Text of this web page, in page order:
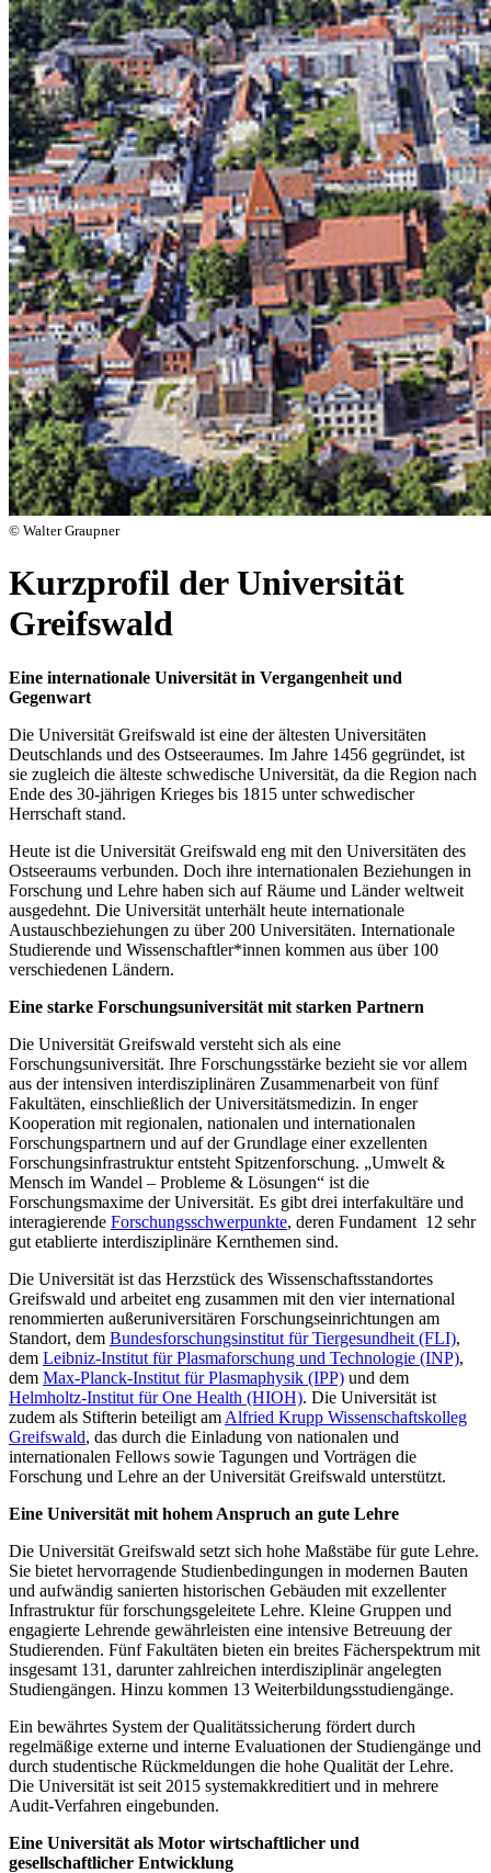
© Walter Graupner
Kurzprofil der Universität
Greifswald
Eine internationale Universität in Vergangenheit und
Gegenwart
Die Universität Greifswald ist eine der ältesten Universitäten
Deutschlands und des Ostseeraumes. Im Jahre 1456 gegründet, ist
sie zugleich die älteste schwedische Universität, da die Region nach
Ende des 30-jährigen Krieges bis 1815 unter schwedischer
Herrschaft stand.
Heute ist die Universität Greifswald eng mit den Universitäten des
Ostseeraums verbunden. Doch ihre internationalen Beziehungen in
Forschung und Lehre haben sich auf Räume und Länder weltweit
ausgedehnt. Die Universität unterhält heute internationale
Austauschbeziehungen zu über 200 Universitäten. Internationale
Studierende und Wissenschaftler*innen kommen aus über 100
verschiedenen Ländern.
Eine starke Forschungsuniversität mit starken Partnern
Die Universität Greifswald versteht sich als eine
Forschungsuniversität. Ihre Forschungsstärke bezieht sie vor allem
aus der intensiven interdisziplinären Zusammenarbeit von fünf
Fakultäten, einschließlich der Universitätsmedizin. In enger
Kooperation mit regionalen, nationalen und internationalen
Forschungspartnern und auf der Grundlage einer exzellenten
Forschungsinfrastruktur entsteht Spitzenforschung. „Umwelt &
Mensch im Wandel – Probleme & Lösungen“ ist die
Forschungsmaxime der Universität. Es gibt drei interfakultäre und
interagierende Forschungsschwerpunkte, deren Fundament 12 sehr
gut etablierte interdisziplinäre Kernthemen sind.
Die Universität ist das Herzstück des Wissenschaftsstandortes
Greifswald und arbeitet eng zusammen mit den vier international
renommierten außeruniversitären Forschungseinrichtungen am
Standort, dem Bundesforschungsinstitut für Tiergesundheit (FLI),
dem Leibniz-Institut für Plasmaforschung und Technologie (INP),
dem Max-Planck-Institut für Plasmaphysik (IPP) und dem
Helmholtz-Institut für One Health (HIOH). Die Universität ist
zudem als Stifterin beteiligt am Alfried Krupp Wissenschaftskolleg
Greifswald, das durch die Einladung von nationalen und
internationalen Fellows sowie Tagungen und Vorträgen die
Forschung und Lehre an der Universität Greifswald unterstützt.
Eine Universität mit hohem Anspruch an gute Lehre
Die Universität Greifswald setzt sich hohe Maßstäbe für gute Lehre.
Sie bietet hervorragende Studienbedingungen in modernen Bauten
und aufwändig sanierten historischen Gebäuden mit exzellenter
Infrastruktur für forschungsgeleitete Lehre. Kleine Gruppen und
engagierte Lehrende gewährleisten eine intensive Betreuung der
Studierenden. Fünf Fakultäten bieten ein breites Fächerspektrum mit
insgesamt 131, darunter zahlreichen interdisziplinär angelegten
Studiengängen. Hinzu kommen 13 Weiterbildungsstudiengänge.
Ein bewährtes System der Qualitätssicherung fördert durch
regelmäßige externe und interne Evaluationen der Studiengänge und
durch studentische Rückmeldungen die hohe Qualität der Lehre.
Die Universität ist seit 2015 systemakkreditiert und in mehrere
Audit-Verfahren eingebunden.
Eine Universität als Motor wirtschaftlicher und
gesellschaftlicher Entwicklung